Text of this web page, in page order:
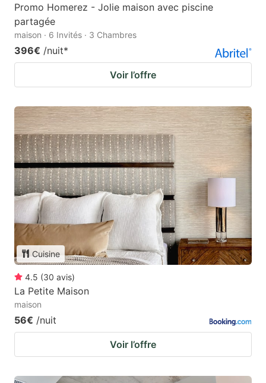
Promo Homerez - Jolie maison avec piscine
partagée
maison · 6 Invités · 3 Chambres
396€ /nuit*
Voir l’offre
Cuisine
4.5 (30 avis)
La Petite Maison
maison
56€ /nuit
Voir l’offre